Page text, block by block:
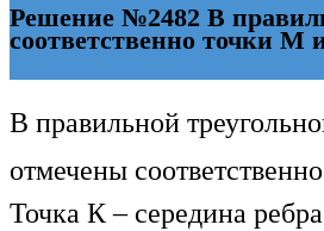
Решение №2482 В
соответственно точки
В правильной
отмечены
Точка К – середина